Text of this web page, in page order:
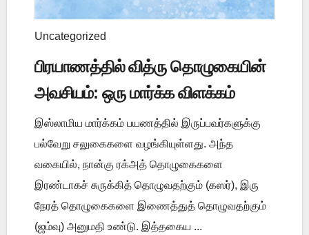
Uncategorized
பிரயாணத்தில் வித்ரு தொழுகையின்
அவசியம்: ஒரு மார்க்க விளக்கம்
இஸ்லாமிய மார்க்கம் பயணத்தில் இருப்பவர்களுக்கு
பல்வேறு சலுகைகளை வழங்கியுள்ளது. அந்த
வகையில், நான்கு ரக்அத் தொழுகைகளை
இரண்டாகச் சுருக்கித் தொழுவதற்கும் (கஸர்), இரு
நேரத் தொழுகைகளை இணைத்துத் தொழுவதற்கும்
(ஜம்வு) அனுமதி உண்டு. இத்தகைய ...